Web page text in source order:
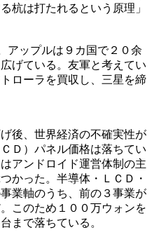
杭は打たれるという原理」
アップルは９カ国で２０余
げている。友軍と考えてい
ローラを買収し、三星を締
後、世界経済の不確実性が
Ｄ）パネル価格は落ちてい
アンドロイド運営体制の主
かった。半導体・ＬＣＤ・
業軸のうち、前の３事業が
このため１００万ウォンを
まで落ちている。